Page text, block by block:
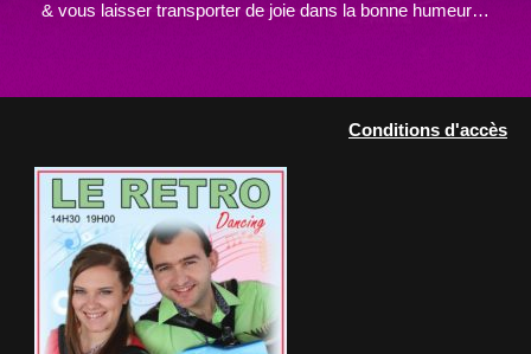
& vous laisser transporter de joie dans la bonne humeur…
Conditions d'accès